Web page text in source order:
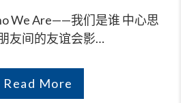
We Are——我们是谁 中心思
友间的友谊会影…
Read More